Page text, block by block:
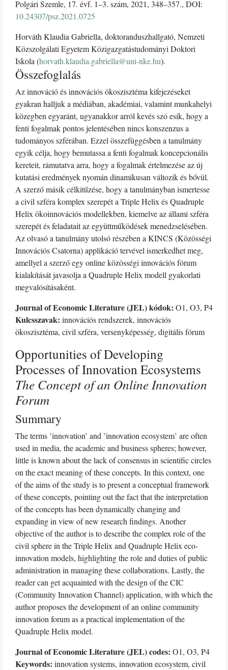
Polgári Szemle, 17. évf. 1–3. szám, 2021, 348–357., DOI:
10.24307/psz.2021.0725
Horváth Klaudia Gabriella, doktoranduszhallgató, Nemzeti
Közszolgálati Egyetem Közigazgatástudományi Doktori
Iskola (horvath.klaudia.gabriella@uni-nke.hu).
Összefoglalás
Az innováció és innovációs ökoszisztéma kifejezéseket
gyakran halljuk a médiában, akadémiai, valamint munkahelyi
közegben egyaránt, ugyanakkor arról kevés szó esik, hogy a
fenti fogalmak pontos jelentésében nincs konszenzus a
tudományos szférában. Ezzel összefüggésben a tanulmány
egyik célja, hogy bemutassa a fenti fogalmak koncepcionális
kereteit, rámutatva arra, hogy a fogalmak értelmezése az új
kutatási eredmények nyomán dinamikusan változik és bővül.
A szerző másik célkitűzése, hogy a tanulmányban ismertesse
a civil szféra komplex szerepét a Triple Helix és Quadruple
Helix ökoinnovációs modellekben, kiemelve az állami szféra
szerepét és feladatait az együttműködések menedzselésében.
Az olvasó a tanulmány utolsó részében a KINCS (Közösségi
Innovációs Csatorna) applikáció tervével ismerkedhet meg,
amellyel a szerző egy online közösségi innovációs fórum
kialakítását javasolja a Quadruple Helix modell gyakorlati
megvalósításaként.
Journal of Economic Literature (JEL) kódok: O1, O3, P4
Kulcsszavak: innovációs rendszerek, innovációs
ökoszisztéma, civil szféra, versenyképesség, digitális fórum
Opportunities of Developing
Processes of Innovation Ecosystems
The Concept of an Online Innovation
Forum
Summary
The terms ’innovation’ and ’innovation ecosystem’ are often
used in media, the academic and business spheres; however,
little is known about the lack of consensus in scientific circles
on the exact meaning of these concepts. In this context, one
of the aims of the study is to present a conceptual framework
of these concepts, pointing out the fact that the interpretation
of the concepts has been dynamically changing and
expanding in view of new research findings. Another
objective of the author is to describe the complex role of the
civil sphere in the Triple Helix and Quadruple Helix eco-
innovation models, highlighting the role and duties of public
administration in managing these collaborations. Lastly, the
reader can get acquainted with the design of the CIC
(Community Innovation Channel) application, with which the
author proposes the development of an online community
innovation forum as a practical implementation of the
Quadruple Helix model.
Journal of Economic Literature (JEL) codes: O1, O3, P4
Keywords: innovation systems, innovation ecosystem, civil